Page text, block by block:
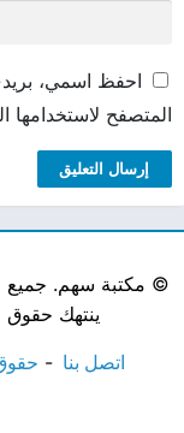
احفظ اسمي،
المتصفح لاستخدامها
© مكتبة سهم.
ينتهك حقوق
اتصل بنا